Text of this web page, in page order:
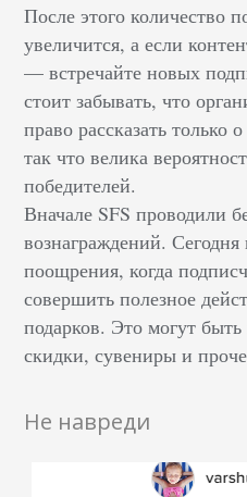
После этого количество
увеличится, а если
— встречайте новых
стоит забывать, что
право рассказать только
так что велика
победителей.
Вначале SFS проводили
вознаграждений.
поощрения, когда
совершить полезное
подарков. Это могут
скидки, сувениры и
Не навреди